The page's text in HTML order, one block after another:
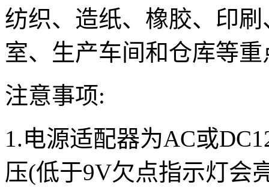
纺织、造纸、橡胶、印
室、生产车间和仓库等
注意事项:
1.电源适配器为AC或
压(低于9V欠点指示灯会